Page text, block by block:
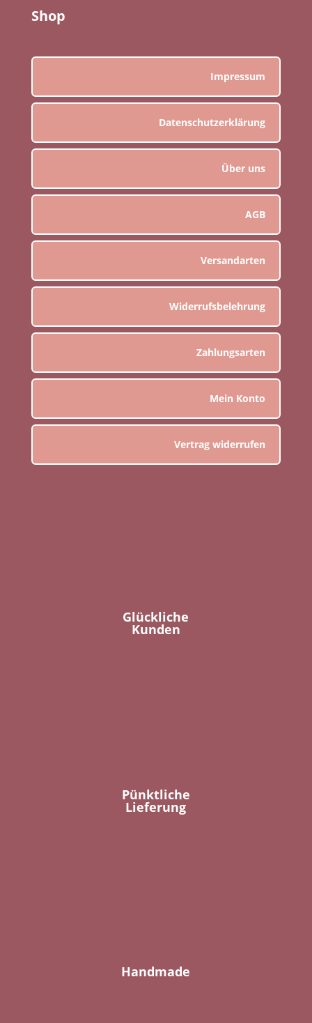
Shop
Impressum
Datenschutzerklärung
Über uns
AGB
Versandarten
Widerrufsbelehrung
Zahlungsarten
Mein Konto
Vertrag widerrufen
Glückliche
Kunden
Pünktliche
Lieferung
Handmade